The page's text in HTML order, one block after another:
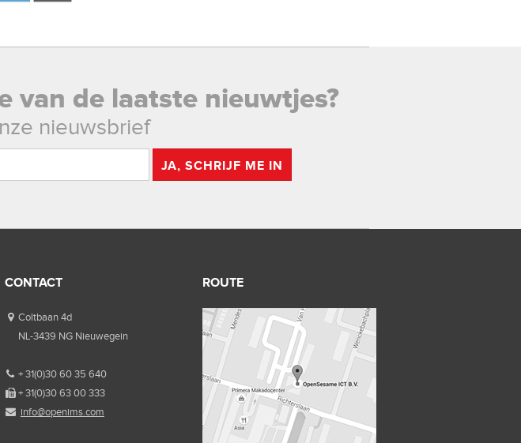
van de laatste nieuwtjes?
nieuwsbrief
JA, SCHRIJF ME IN
CONTACT
Coltbaan 4d
NL-3439 NG Nieuwegein
+ 31(0)30 60 35 640
+ 31(0)30 63 00 333
info@openims.com
ROUTE